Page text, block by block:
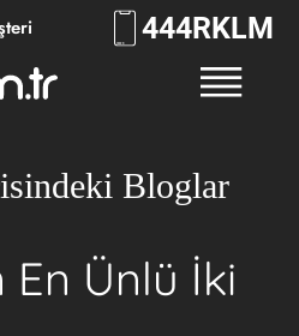
444RKLM
Bloglar
En Ünlü İki